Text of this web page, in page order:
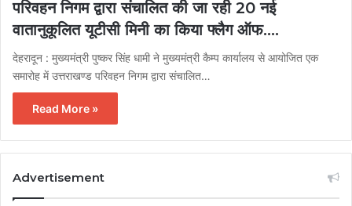
परिवहन निगम द्वारा संचालित की जा रही 20 नई
वातानुकूलित यूटीसी मिनी का किया फ्लैग ऑफ….
देहरादून : मुख्यमंत्री पुष्कर सिंह धामी ने मुख्यमंत्री कैम्प कार्यालय से आयोजित एक
समारोह में उत्तराखण्ड परिवहन निगम द्वारा संचालित…
Read More »
Advertisement